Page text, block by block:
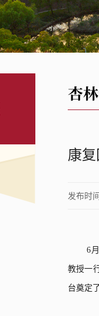
杏
康
发布时
6月
教授一
台奠定